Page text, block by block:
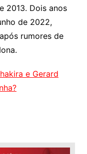
2013. Dois anos
de 2022,
rumores de
e Gerard